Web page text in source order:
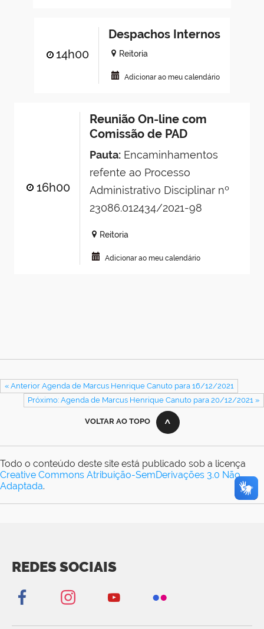
14h00
Despachos Internos
Reitoria
Adicionar ao meu calendário
16h00
Reunião On-line com
Comissão de PAD
Pauta:Encaminhamentos
refente ao Processo
Administrativo Disciplinar nº
23086.012434/2021-98
Reitoria
Adicionar ao meu calendário
« Anterior Agenda de Marcus Henrique Canuto para 16/12/2021
Próximo: Agenda de Marcus Henrique Canuto para 20/12/2021 »
VOLTAR AO TOPO
Todo o conteúdo deste site está publicado sob a licença
Creative Commons Atribuição-SemDerivações 3.0 Não
Adaptada.
REDES SOCIAIS